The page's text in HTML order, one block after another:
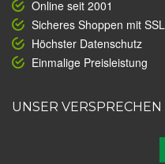
Online seit 2001
Sicheres Shoppen mit SSL
Höchster Datenschutz
Einmalige Preisleistung
UNSER VERSPRECHEN